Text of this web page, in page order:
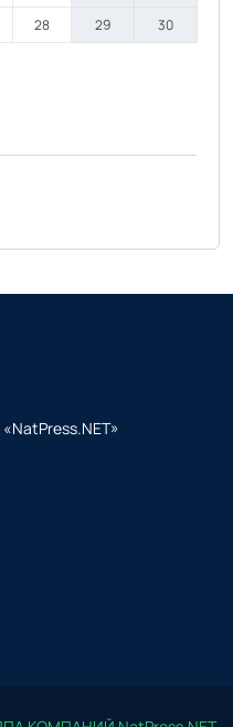
28 29
30